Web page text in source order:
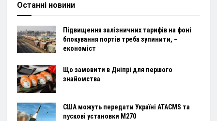
Останні новини
Підвищення залізничних тарифів на фоні
блокування портів треба зупинити, –
економіст
Що замовити в Дніпрі для першого
знайомства
США можуть передати Україні ATACMS та
пускові установки M270